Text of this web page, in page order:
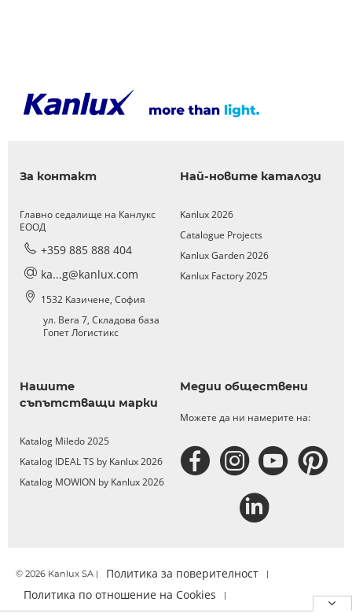
За контакт
Главно седалище на Канлукс
ЕООД
+359 885 888 404
ka...g@kanlux.com
1532 Kазичене, София
ул. Вега 7, Складова база
Гопет Логистикс
Най-новите каталози
Kanlux 2026
Catalogue Projects
Kanlux Garden 2026
Kanlux Factory 2025
Нашите
съпътстващи марки
Katalog Miledo 2025
Katalog IDEAL TS by Kanlux 2026
Katalog MOWION by Kanlux 2026
Медии обществени
Можете да ни намерите на:
© 2026 Kanlux SA | Политика за поверителност |
Политика по отношение на Cookies |